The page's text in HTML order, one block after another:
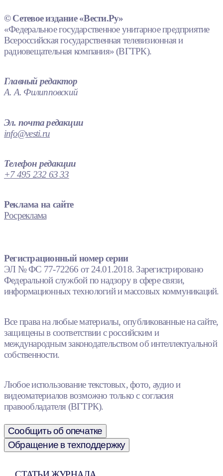
© Сетевое издание «Вести.Ру»
«Федеральное государственное унитарное предприятие
Всероссийская государственная телевизионная и
радиовещательная компания» (ВГТРК).
Главный редактор
А. А. Филипповский
Эл. почта редакции
info@vesti.ru
Телефон редакции
+7 495 232 63 33
Реклама на сайте
Росреклама
Регистрационный номер серии
ЭЛ № ФС 77-72266 от 24.01.2018. Зарегистрировано
Федеральной службой по надзору в сфере связи,
информационных технологий и массовых коммуникаций.
Все права на любые материалы, опубликованные на сайте,
защищены в соответствии с российским и
международным законодательством об интеллектуальной
собственности.
Любое использование текстовых, фото, аудио и
видеоматериалов возможно только с согласия
правообладателя (ВГТРК).
Сообщить об опечатке
Обращение в техподдержку